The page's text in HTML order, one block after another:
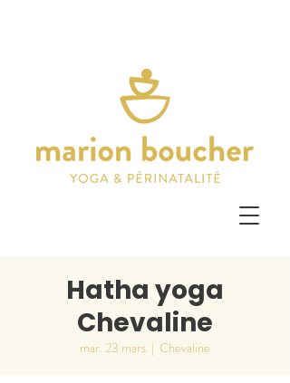
Hatha yoga
Chevaline
mar. 23 mars
  |
Chevaline